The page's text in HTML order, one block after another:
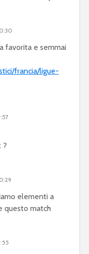
favorita e semmai
francia/ligue-
?
elementi a
questo match